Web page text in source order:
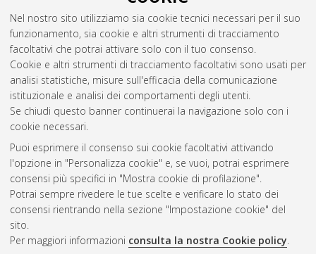
Nel nostro sito utilizziamo sia cookie tecnici necessari per il suo
funzionamento, sia cookie e altri strumenti di tracciamento
facoltativi che potrai attivare solo con il tuo consenso.
Cookie e altri strumenti di tracciamento facoltativi sono usati per
analisi statistiche, misure sull'efficacia della comunicazione
istituzionale e analisi dei comportamenti degli utenti.
Se chiudi questo banner continuerai la navigazione solo con i
cookie necessari.
Puoi esprimere il consenso sui cookie facoltativi attivando
l'opzione in "Personalizza cookie" e, se vuoi, potrai esprimere
consensi più specifici in "Mostra cookie di profilazione".
Potrai sempre rivedere le tue scelte e verificare lo stato dei
consensi rientrando nella sezione "Impostazione cookie" del
sito.
Per maggiori informazioni consulta la nostra Cookie policy.
Vedi altre statistiche
Gestione del documento:
Atom
Rss
AMS Acta
ISSN: 2038-7954
re3data.org -
doi.org/10.17616/R3P19R
Servizio implementato e
Impostazioni Cookie